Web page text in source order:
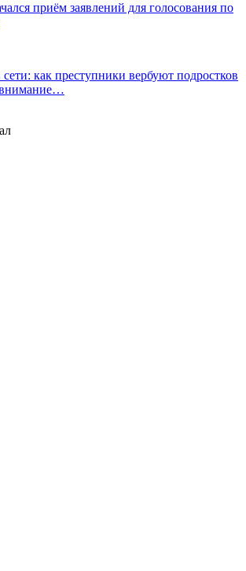
приём заявлений для голосования по
как преступники вербуют подростков
внимание…